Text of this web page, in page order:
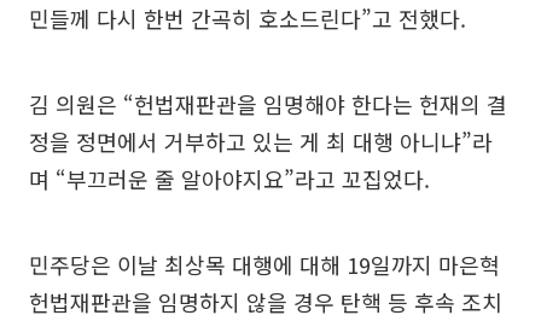
민들께 다시 한번 간곡히 호소드린다”고 전했다.
김 의원은 “헌법재판관을 임명해야 한다는 헌재의 결
정을 정면에서 거부하고 있는 게 최 대행 아니냐”라
며 “부끄러운 줄 알아야지요”라고 꼬집었다.
민주당은 이날 최상목 대행에 대해 19일까지 마은혁
헌법재판관을 임명하지 않을 경우 탄핵 등 후속 조치